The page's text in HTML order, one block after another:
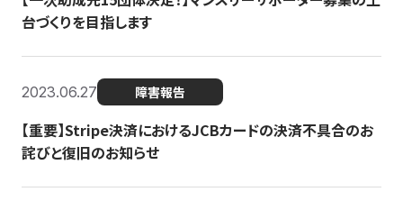
台づくりを目指します
2023.06.27 障害報告
【重要】Stripe決済におけるJCBカードの決済不具合のお
詫びと復旧のお知らせ